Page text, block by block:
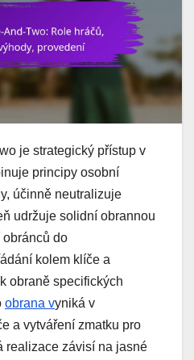
je strategický přístup v
principy osobní
účinně neutralizuje
udržuje solidní obrannou
obránců do
kolem klíče a
obraně specifických
obrana vyniká v
a vytváření zmatku pro
realizace závisí na jasné